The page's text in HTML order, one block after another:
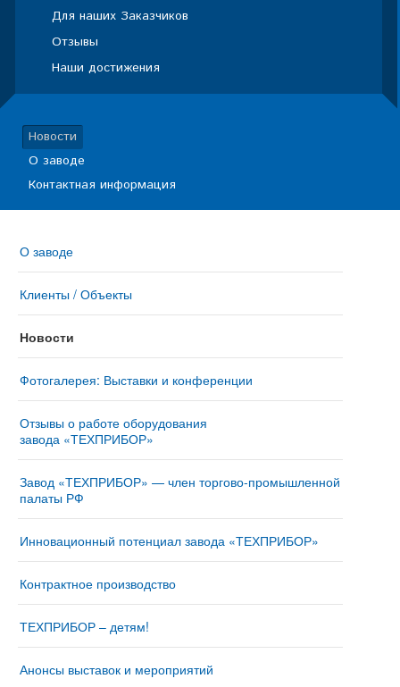
Для наших Заказчиков
Отзывы
Наши достижения
Новости
О заводе
Контактная информация
О заводе
Клиенты / Объекты
Новости
Фотогалерея: Выставки и конференции
Отзывы о работе оборудования
завода «ТЕХПРИБОР»
Завод «ТЕХПРИБОР» — член торгово-промышленной
палаты РФ
Инновационный потенциал завода «ТЕХПРИБОР»
Контрактное производство
ТЕХПРИБОР – детям!
Анонсы выставок и мероприятий